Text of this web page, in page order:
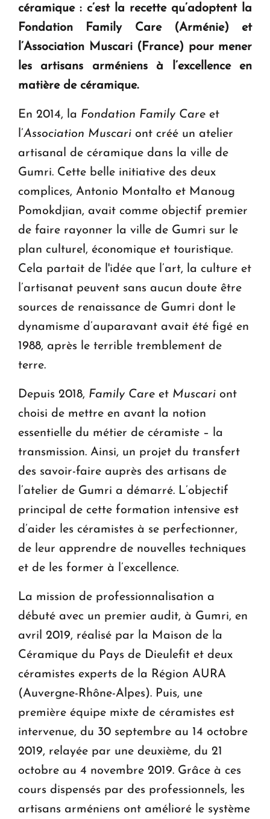
en Arménie
Le premier hôtel Hyatt Regency d'Arménie
ouvrira ses portes à Dilijan
céramique : c’est la recette qu’adoptent la
Fondation Family Care(Arménie) et
l’Association Muscari (France) pour mener
les artisans arméniens à l’excellence en
matière de céramique.
En 2014, la Fondation Family Care et
l’Association Muscari ont créé un atelier
artisanal de céramique dans la ville de
Gumri. Cette belle initiative des deux
complices, Antonio Montalto et Manoug
Pomokdjian, avait comme objectif premier
de faire rayonner la ville de Gumri sur le
plan culturel, économique et touristique.
Cela partait de l'idée que l’art, la culture et
l’artisanat peuvent sans aucun doute être
sources de renaissance de Gumri dont le
dynamisme d’auparavant avait été figé en
1988, après le terrible tremblement de
terre.
Depuis 2018, Family Care et Muscari ont
choisi de mettre en avant la notion
essentielle du métier de céramiste – la
transmission. Ainsi, un projet du transfert
des savoir-faire auprès des artisans de
l’atelier de Gumri a démarré. L’objectif
principal de cette formation intensive est
d’aider les céramistes à se perfectionner,
de leur apprendre de nouvelles techniques
et de les former à l’excellence.
La mission de professionnalisation a
débuté avec un premier audit, à Gumri, en
avril 2019, réalisé par la Maison de la
Céramique du Pays de Dieulefit et deux
céramistes experts de la Région AURA
(Auvergne-Rhône-Alpes). Puis, une
première équipe mixte de céramistes est
intervenue, du 30 septembre au 14 octobre
2019, relayée par une deuxième, du 21
octobre au 4 novembre 2019. Grâce à ces
cours dispensés par des professionnels, les
artisans arméniens ont amélioré le système